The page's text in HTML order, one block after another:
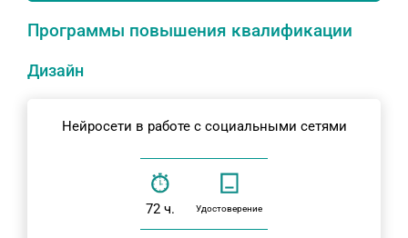
Программы повышения квалификации
Дизайн
Нейросети в работе с социальными сетями
72 ч. Удостоверение